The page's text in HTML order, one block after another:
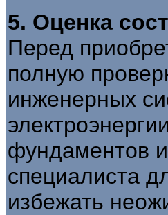
5. Оценка
Перед
полную
инженерных
фундаментов
специалиста
избежать